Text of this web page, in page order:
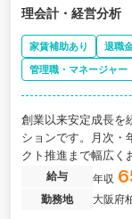
理会計・経営分析
家賃補助あり 退職
管理職・マネージャー
創業以来安定成長を
ションです。月次・
クト推進まで幅広く
給与 年収
勤務地
大阪府